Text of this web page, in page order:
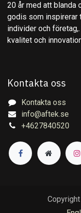
20 år med att blanda
godis som inspirerar
individer och
kvalitet och
Kontakta oss
Kontakta oss
info@aftek.se
+4627840520